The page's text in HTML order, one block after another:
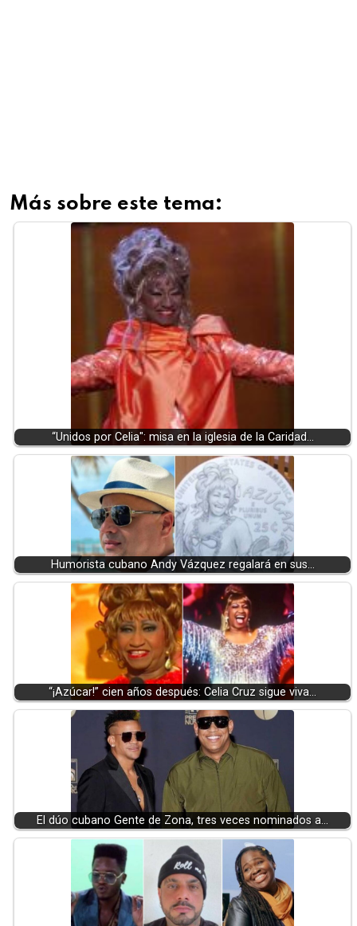
Más sobre este tema:
“Unidos por Celia": misa en la iglesia de la Caridad…
Humorista cubano Andy Vázquez regalará en sus…
“¡Azúcar!” cien años después: Celia Cruz sigue viva…
El dúo cubano Gente de Zona, tres veces nominados a…